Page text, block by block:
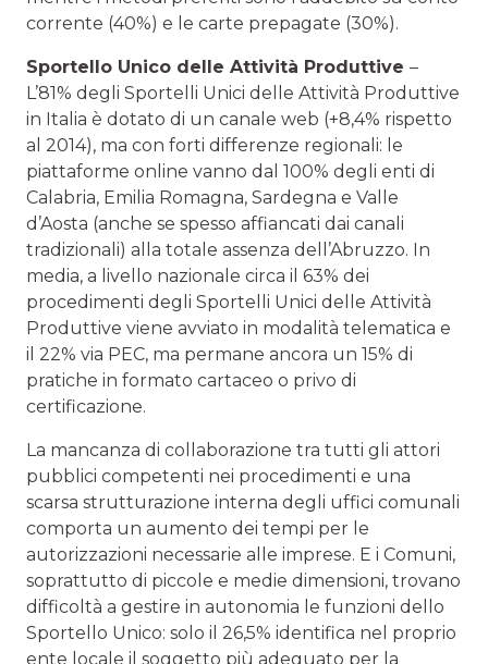
corrente (40%) e le carte prepagate (30%).
Sportello Unico delle Attività Produttive –
L’81% degli Sportelli Unici delle Attività Produttive
in Italia è dotato di un canale web (+8,4% rispetto
al 2014), ma con forti differenze regionali: le
piattaforme online vanno dal 100% degli enti di
Calabria, Emilia Romagna, Sardegna e Valle
d’Aosta (anche se spesso affiancati dai canali
tradizionali) alla totale assenza dell’Abruzzo. In
media, a livello nazionale circa il 63% dei
procedimenti degli Sportelli Unici delle Attività
Produttive viene avviato in modalità telematica e
il 22% via PEC, ma permane ancora un 15% di
pratiche in formato cartaceo o privo di
certificazione.
La mancanza di collaborazione tra tutti gli attori
pubblici competenti nei procedimenti e una
scarsa strutturazione interna degli uffici comunali
comporta un aumento dei tempi per le
autorizzazioni necessarie alle imprese. E i Comuni,
soprattutto di piccole e medie dimensioni, trovano
difficoltà a gestire in autonomia le funzioni dello
Sportello Unico: solo il 26,5% identifica nel proprio
ente locale il soggetto più adeguato per la